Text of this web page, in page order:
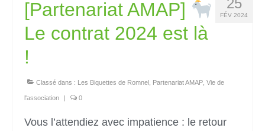
25
FÉV 2024
[Partenariat AMAP]
Le contrat 2024 est là
!
Classé dans : Les Biquettes de Romnel Partenariat AMAP Vie de
l'association 0
Vous l’attendiez avec impatience : le retour